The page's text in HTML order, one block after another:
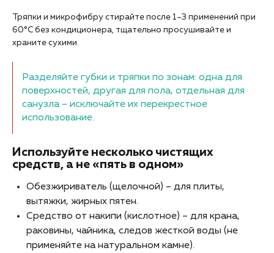
Тряпки и микрофибру стирайте после 1–3 применений при
60°C без кондиционера, тщательно просушивайте и
храните сухими.
Разделяйте губки и тряпки по зонам: одна для
поверхностей, другая для пола, отдельная для
санузла – исключайте их перекрестное
использование.
Используйте несколько чистящих
средств, а не «пять в одном»
Обезжириватель (щелочной) – для плиты,
вытяжки, жирных пятен.
Средство от накипи (кислотное) – для крана,
раковины, чайника, следов жесткой воды (не
применяйте на натуральном камне).